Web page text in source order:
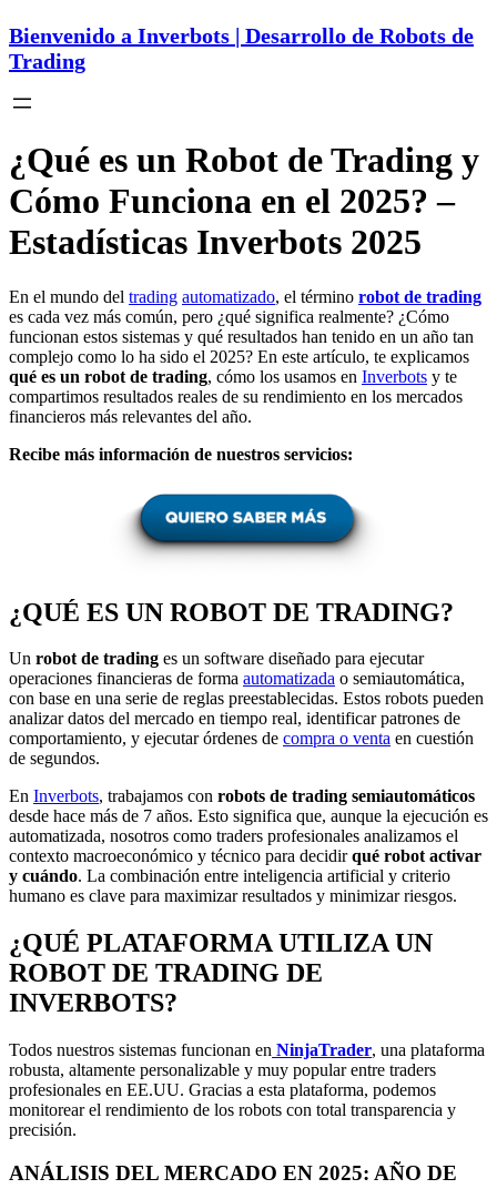
Bienvenido a Inverbots | Desarrollo de Robots de
Trading
¿Qué es un Robot de Trading y
Cómo Funciona en el 2025? –
Estadísticas Inverbots 2025
En el mundo del trading automatizado, el término robot de trading
es cada vez más común, pero ¿qué significa realmente? ¿Cómo
funcionan estos sistemas y qué resultados han tenido en un año tan
complejo como lo ha sido el 2025? En este artículo, te explicamos
qué es un robot de trading, cómo los usamos en Inverbots y te
compartimos resultados reales de su rendimiento en los mercados
financieros más relevantes del año.
Recibe más información de nuestros servicios:
¿QUÉ ES UN ROBOT DE TRADING?
Un robot de trading es un software diseñado para ejecutar
operaciones financieras de forma automatizada o semiautomática,
con base en una serie de reglas preestablecidas. Estos robots pueden
analizar datos del mercado en tiempo real, identificar patrones de
comportamiento, y ejecutar órdenes de compra o venta en cuestión
de segundos.
En Inverbots, trabajamos con robots de trading semiautomáticos
desde hace más de 7 años. Esto significa que, aunque la ejecución es
automatizada, nosotros como traders profesionales analizamos el
contexto macroeconómico y técnico para decidirqué robot activar
y cuándo. La combinación entre inteligencia artificial y criterio
humano es clave para maximizar resultados y minimizar riesgos.
¿QUÉ PLATAFORMA UTILIZA UN
ROBOT DE TRADING DE
INVERBOTS?
Todos nuestros sistemas funcionan en NinjaTrader, una plataforma
robusta, altamente personalizable y muy popular entre traders
profesionales en EE.UU. Gracias a esta plataforma, podemos
monitorear el rendimiento de los robots con total transparencia y
precisión.
ANÁLISIS DEL MERCADO EN 2025: AÑO DE